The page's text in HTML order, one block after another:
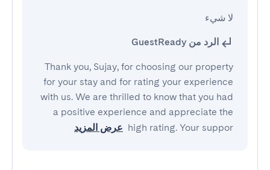
لا شيء
الرد من GuestReady
Thank you, Sujay, for choosing our property
for your stay and for rating your experience
with us. We are thrilled to know that you had
a positive experience and appreciate the
high rating. Your suppor عرض المزيد